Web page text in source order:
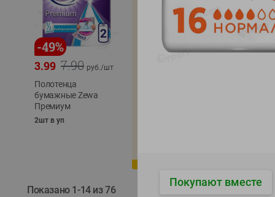
-49%
7.90
3.99 руб./шт
Полотенца
бумажные Zewa
Премиум
2шт в уп
%
-17%
Показано 1-14 из 76
Покупают вместе